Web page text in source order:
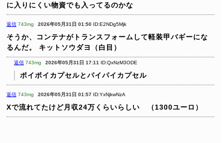
に入りにくい物資でも入ってるのかな
返信 743mg 2026年05月31日 01:50 ID:E2NDg5Mjk
そうか、コンテナがトランスフォームして軽装甲バギーにな
るんだ。
キットソウダヨ（白目）
返信 743mg 2026年05月31日 17:11 ID:QxNzM3ODE
ポイポイカプセルとパイパイカプセル
返信 743mg 2026年05月31日 01:57 ID:YxNjkwNzA
Xで流れてたけど月収24万くらいらしい （1300ユーロ）